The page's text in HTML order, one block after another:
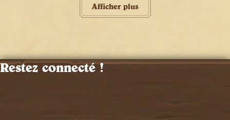
Afficher plus
Restez connecté !